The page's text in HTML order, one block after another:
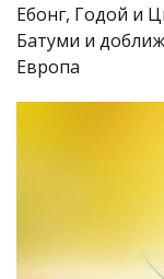
Ебонг, Годой и
Батуми и
Европа